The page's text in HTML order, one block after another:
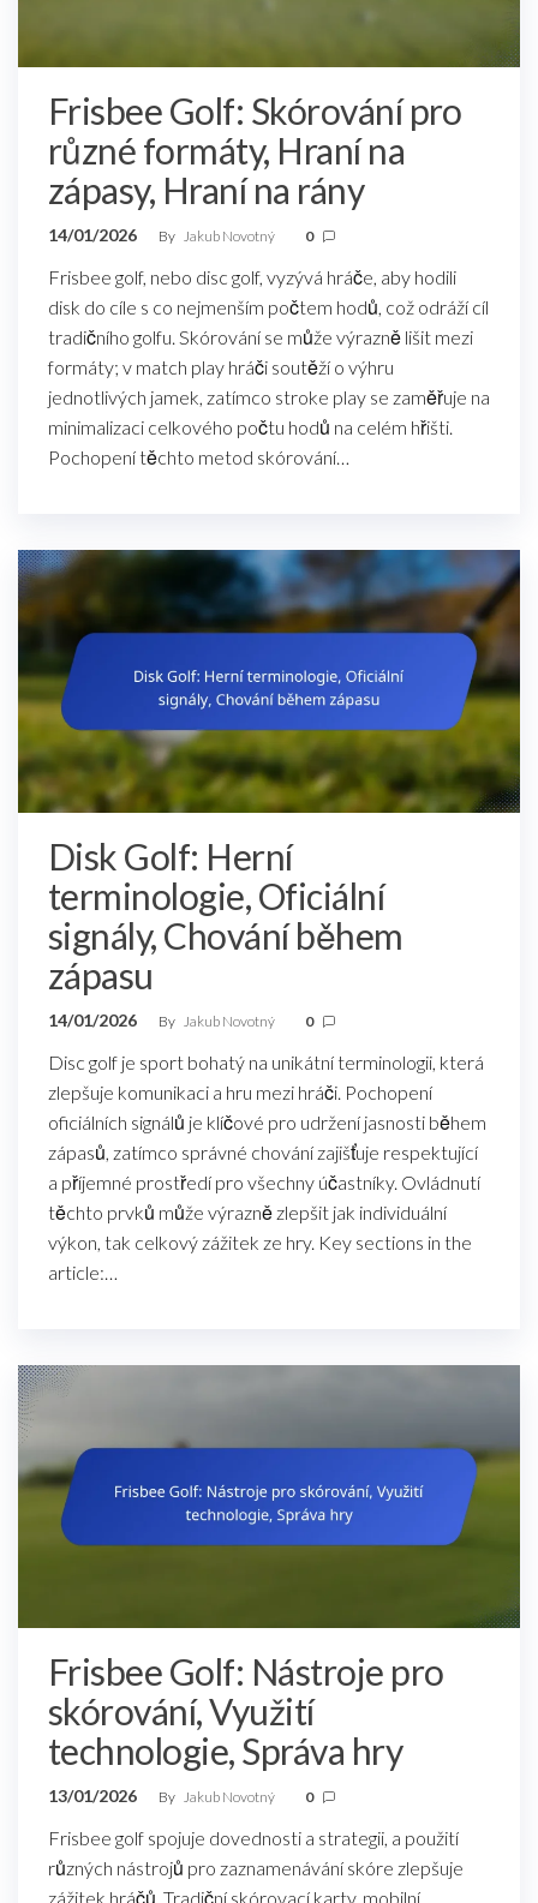
Frisbee Golf: Skórování pro
různé formáty, Hraní na
zápasy, Hraní na rány
14/01/2026 By Jakub Novotný 0
Frisbee golf, nebo disc golf, vyzývá hráče, aby hodili
disk do cíle s co nejmenším počtem hodů, což odráží cíl
tradičního golfu. Skórování se může výrazně lišit mezi
formáty; v match play hráči soutěží o výhru
jednotlivých jamek, zatímco stroke play se zaměřuje na
minimalizaci celkového počtu hodů na celém hřišti.
Pochopení těchto metod skórování…
Disk Golf: Herní
terminologie, Oficiální
signály, Chování během
zápasu
14/01/2026 By Jakub Novotný 0
Disc golf je sport bohatý na unikátní terminologii, která
zlepšuje komunikaci a hru mezi hráči. Pochopení
oficiálních signálů je klíčové pro udržení jasnosti během
zápasů, zatímco správné chování zajišťuje respektující
a příjemné prostředí pro všechny účastníky. Ovládnutí
těchto prvků může výrazně zlepšit jak individuální
výkon, tak celkový zážitek ze hry. Key sections in the
article:…
Frisbee Golf: Nástroje pro
skórování, Využití
technologie, Správa hry
13/01/2026 By Jakub Novotný 0
Frisbee golf spojuje dovednosti a strategii, a použití
různých nástrojů pro zaznamenávání skóre zlepšuje
zážitek hráčů. Tradiční skórovací karty, mobilní